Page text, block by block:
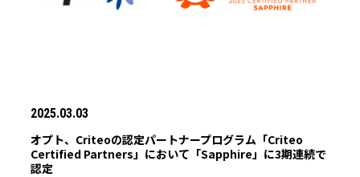
2025.03.03
オプト、Criteoの認定パートナープログラム「Criteo
Certified Partners」において「Sapphire」に3期連続で
認定